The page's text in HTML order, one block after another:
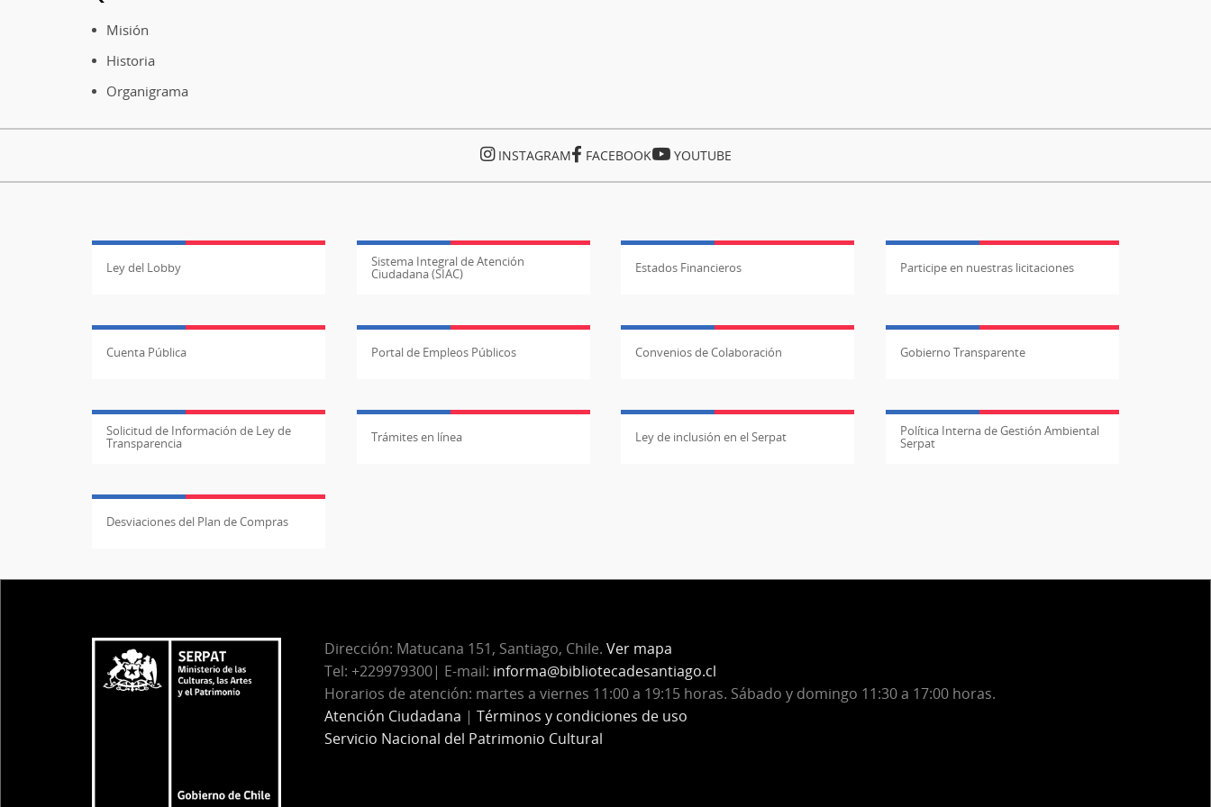
Misión
Historia
Organigrama
INSTAGRAM FACEBOOK YOUTUBE
Ley del Lobby Sistema Integral de Atención
Ciudadana (SIAC) Estados Financieros Participe en nuestras licitaciones
Cuenta Pública Portal de Empleos Públicos Convenios de Colaboración Gobierno Transparente
Solicitud de Información de Ley de
Transparencia Trámites en línea Ley de inclusión en el Serpat Política Interna de Gestión Ambiental
Serpat
Desviaciones del Plan de Compras
Dirección: Matucana 151, Santiago, Chile. Ver mapa
Tel: +229979300| E-mail: informa@bibliotecadesantiago.cl
Horarios de atención: martes a viernes 11:00 a 19:15 horas. Sábado y domingo 11:30 a 17:00 horas.
Atención Ciudadana | Términos y condiciones de uso
Servicio Nacional del Patrimonio Cultural